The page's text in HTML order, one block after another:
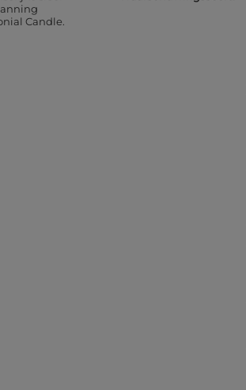
Candle.